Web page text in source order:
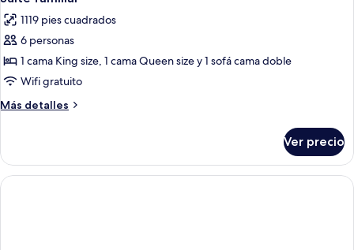
todas
las
fotos
de
Suite
familiar
1119 pies cuadrados
6 personas
1 cama King size, 1 cama Queen size y 1 sofá cama doble
Wifi gratuito
Más detalles
Más
familiar
Ver precio